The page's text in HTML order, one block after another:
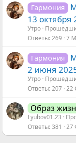
Гармония
13 октября
Утро
Ответы 269 7
Гармония
2 июня
Утро
Ответы 207 22
Образ
Lyubov01.23
Ответы 381 27